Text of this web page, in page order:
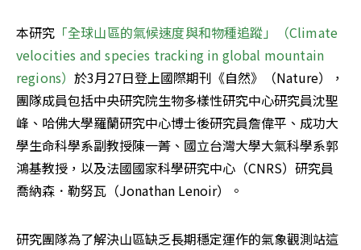
本研究 「全球山區的氣候速度與和物種追蹤」（Climate
velocities and species tracking in global mountain
regions）於3月27日登上國際期刊《自然》（Nature），
團隊成員包括中央研究院生物多樣性研究中心研究員沈聖
峰、哈佛大學羅蘭研究中心博士後研究員詹偉平、成功大
學生命科學系副教授陳一菁、國立台灣大學大氣科學系郭
鴻基教授，以及法國國家科學研究中心（CNRS）研究員
喬納森．勒努瓦（Jonathan Lenoir）。
研究團隊為了解決山區缺乏長期穩定運作的氣象觀測站這